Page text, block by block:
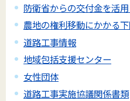
防衛省からの交付金を活
農地の権利移動にかかる
道路工事情報
地域包括支援センター
女性団体
道路工事実施協議関係書類